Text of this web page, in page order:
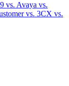
vs. Avaya vs.
vs. 3CX vs.